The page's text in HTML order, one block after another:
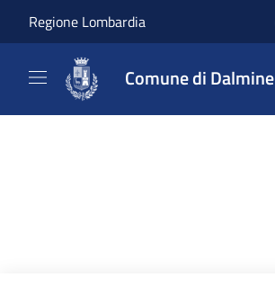
Regione Lombardia
Comune di Dalmine